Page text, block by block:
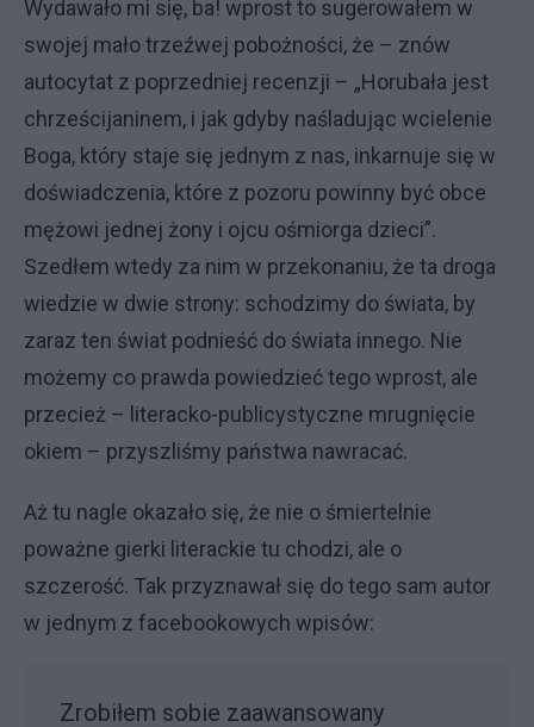
Wydawało mi się, ba! wprost to sugerowałem w
swojej mało trzeźwej pobożności, że – znów
autocytat z poprzedniej recenzji – „Horubała jest
chrześcijaninem, i jak gdyby naśladując wcielenie
Boga, który staje się jednym z nas, inkarnuje się w
doświadczenia, które z pozoru powinny być obce
mężowi jednej żony i ojcu ośmiorga dzieci”.
Szedłem wtedy za nim w przekonaniu, że ta droga
wiedzie w dwie strony: schodzimy do świata, by
zaraz ten świat podnieść do świata innego. Nie
możemy co prawda powiedzieć tego wprost, ale
przecież – literacko-publicystyczne mrugnięcie
okiem – przyszliśmy państwa nawracać.
Aż tu nagle okazało się, że nie o śmiertelnie
poważne gierki literackie tu chodzi, ale o
szczerość. Tak przyznawał się do tego sam autor
w jednym z facebookowych wpisów:
Zrobiłem sobie zaawansowany